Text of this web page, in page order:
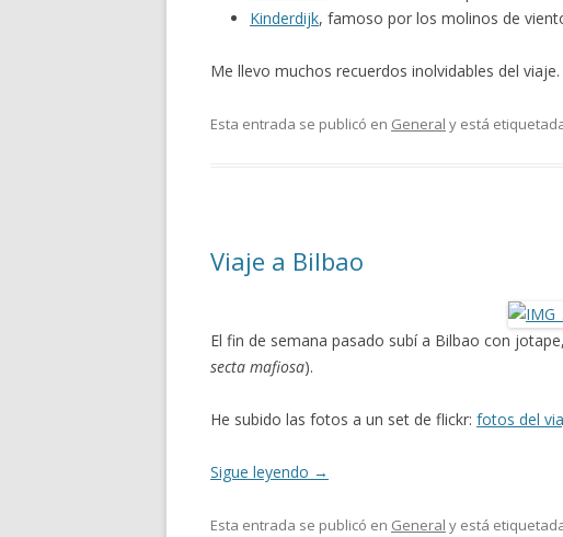
Kinderdijk, famoso por los molinos de
Me llevo muchos recuerdos inolvidables del viaje.
Esta entrada se publicó en General y está
Viaje a Bilbao
El fin de semana pasado subí a Bilbao con
secta mafiosa).
He subido las fotos a un set de flickr: fotos del
Sigue leyendo →
Esta entrada se publicó en General y está